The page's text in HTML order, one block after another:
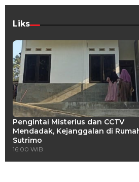
Liks
Pengintai Misterius dan CCTV
Mendadak, Kejanggalan di
Sutrimo
16:00 WIB